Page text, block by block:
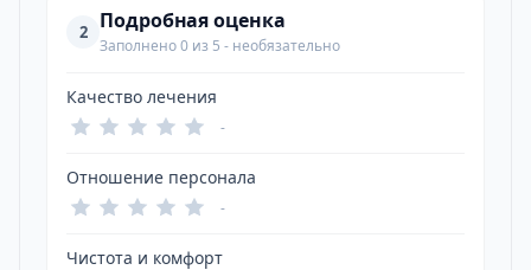
2 Подробная оценка
Заполнено 0 из 5 - необязательно
Качество лечения
-
Отношение персонала
-
Чистота и комфорт